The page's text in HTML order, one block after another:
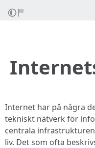
Internet har på några
tekniskt nätverk för
centrala
liv. Det som ofta